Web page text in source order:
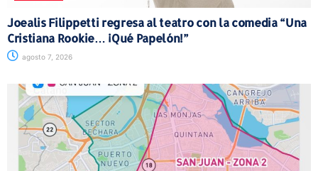
Joealis Filippetti regresa al teatro con la comedia “Una
Cristiana Rookie… ¡Qué Papelón!”
agosto 7, 2026